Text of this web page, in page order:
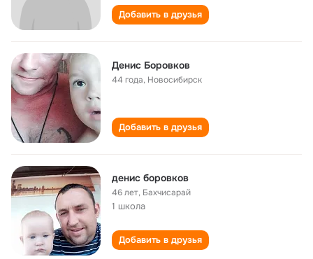
Добавить в друзья
Денис Боровков
44 года, Новосибирск
Добавить в друзья
денис боровков
46 лет, Бахчисарай
1 школа
Добавить в друзья